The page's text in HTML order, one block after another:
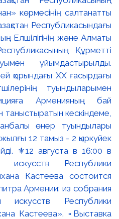
көрмесінің салтанатты
Республикасындағы
Елшілігінің және Алматы
Құрметті
ұйымдастырылды.
қорындағы ХХ ғасырдағы
туындыларымен
Арменияның бай
таныстыратын кескіндеме,
өнер туындылары
12 тамыз - 2 қыркүйек
⚜️12 августа в 16:00 в
искусств Республики
Кастеева состоится
Армении: из собрания
искусств Республики
Кастеева». ▫️Выставка